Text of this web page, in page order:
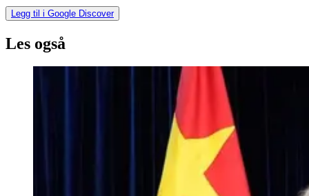
Legg til i Google Discover
Les også